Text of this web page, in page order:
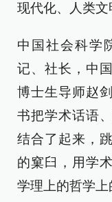
现代化、人类文
中国社会科学
记、社长，中
博士生导师赵
书把学术话语
结合了起来，
的窠臼，用学
学理上的哲学上